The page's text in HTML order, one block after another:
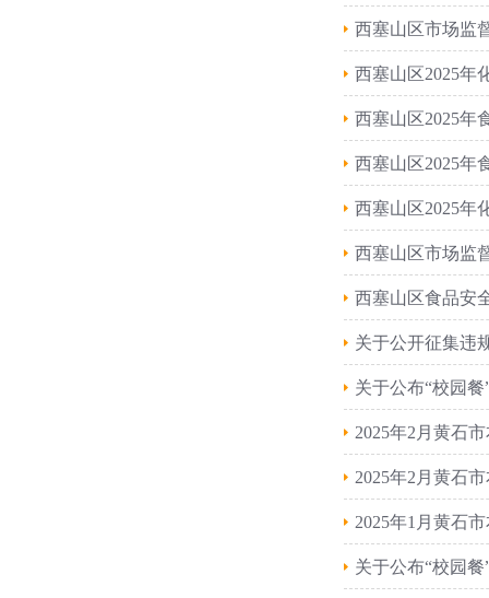
西塞山区市场监
西塞山区2025年
西塞山区2025年
西塞山区2025年
西塞山区2025年
西塞山区市场监
西塞山区食品安
关于公开征集违
关于公布“校园
2025年2月黄石
2025年2月黄石
2025年1月黄石
关于公布“校园